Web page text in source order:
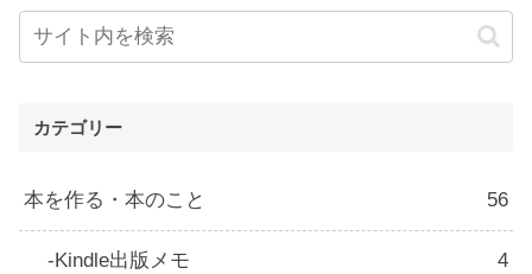
カテゴリー
本を作る・本のこと 56
Kindle出版メモ 4